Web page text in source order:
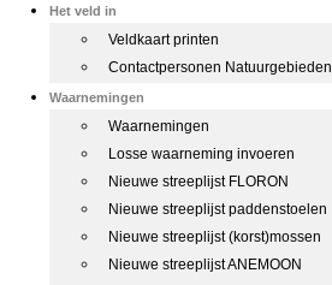
Het veld in
Veldkaart printen
Contactpersonen Natuurgebieden
Waarnemingen
Waarnemingen
Losse waarneming invoeren
Nieuwe streeplijst FLORON
Nieuwe streeplijst paddenstoelen
Nieuwe streeplijst (korst)mossen
Nieuwe streeplijst ANEMOON